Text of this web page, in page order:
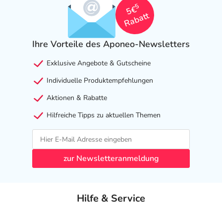
5€
5
Rabatt
Ihre Vorteile des Aponeo-Newsletters
Exklusive Angebote & Gutscheine
Individuelle Produktempfehlungen
Aktionen & Rabatte
Hilfreiche Tipps zu aktuellen Themen
zur Newsletteranmeldung
Hilfe & Service